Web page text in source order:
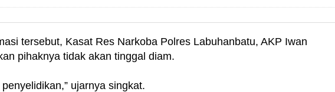
tersebut, Kasat Res Narkoba Polres Labuhanbatu, AKP Iwan
pihaknya tidak akan tinggal diam.
ujarnya singkat.